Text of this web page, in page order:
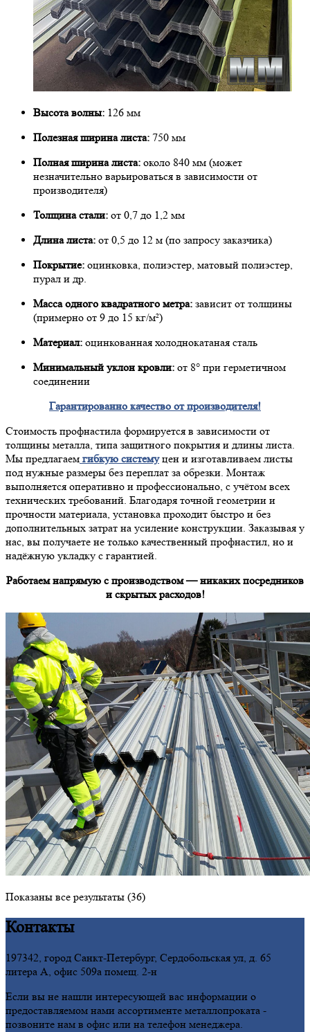
Высота волны: 126 мм
Полезная ширина листа: 750 мм
Полная ширина листа: около 840 мм (может
незначительно варьироваться в зависимости от
производителя)
Толщина стали: от 0,7 до 1,2 мм
Длина листа: от 0,5 до 12 м (по запросу заказчика)
Покрытие: оцинковка, полиэстер, матовый полиэстер,
пурал и др.
Масса одного квадратного метра: зависит от толщины
(примерно от 9 до 15 кг/м²)
Материал: оцинкованная холоднокатаная сталь
Минимальный уклон кровли: от 8° при герметичном
соединении
Гарантированно качество от производителя!
Стоимость профнастила формируется в зависимости от
толщины металла, типа защитного покрытия и длины листа.
Мы предлагаем гибкую системуцен и изготавливаем листы
под нужные размеры без переплат за обрезки. Монтаж
выполняется оперативно и профессионально, с учётом всех
технических требований. Благодаря точной геометрии и
прочности материала, установка проходит быстро и без
дополнительных затрат на усиление конструкции. Заказывая у
нас, вы получаете не только качественный профнастил, но и
надёжную укладку с гарантией.
Работаем напрямую с производством — никаких посредников
и скрытых расходов!
Показаны все результаты (36)
Контакты
197342, город Санкт-Петербург, Сердобольская ул, д. 65
литера А, офис 509а помещ. 2-н
Если вы не нашли интересующей вас информации о
предоставляемом нами ассортименте металлопроката -
позвоните нам в офис или на телефон менеджера.